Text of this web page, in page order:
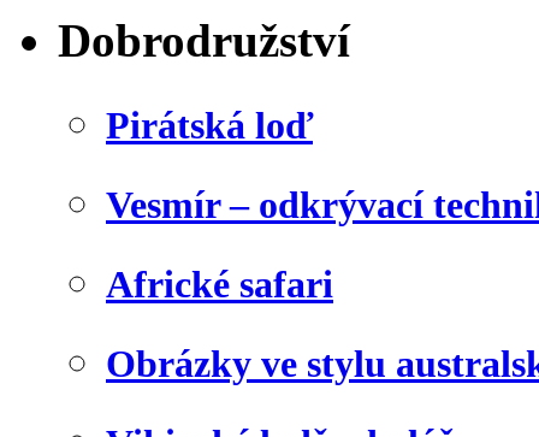
Dobrodružství
Pirátská loď
Vesmír – odkrývací
Africké safari
Obrázky ve stylu